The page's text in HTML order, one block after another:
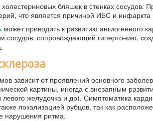
бляшек в стенках сосудов.
что является причиной ИБС и инфаркта
может приводить к развитию ангиогенного
сосудов, сопровождающий гипертонию,
зависит от проявлений основного
картины, иногда с внезапным
желудочка и др). Симптоматика
локализацией рубцов, так как
нарушения ритма.